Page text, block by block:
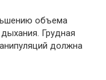
объема
Грудная
должна